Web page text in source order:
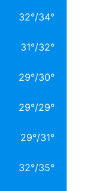
32°/34°
31°/32°
29°/30°
29°/29°
29°/31°
32°/35°